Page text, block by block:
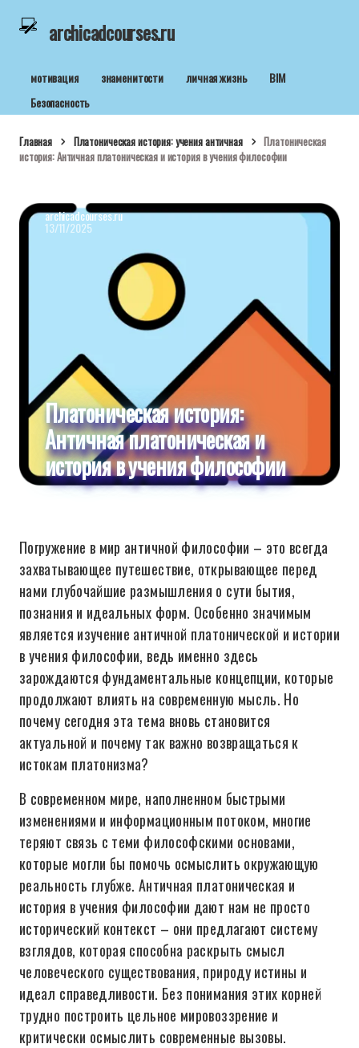
archicadcourses.ru
мотивация знаменитости личная жизнь
BIM
Безопасность
Главная Платоническая история: учения античная
Платоническая
история: Античная платоническая и история в учения философии
archicadcourses.ru
13/11/2025
Платоническая история:
Античная платоническая и
история в учения философии
Погружение в мир античной философии – это всегда
захватывающее путешествие, открывающее перед
нами глубочайшие размышления о сути бытия,
познания и идеальных форм. Особенно значимым
является изучение античной платонической и истории
в учения философии, ведь именно здесь
зарождаются фундаментальные концепции, которые
продолжают влиять на современную мысль. Но
почему сегодня эта тема вновь становится
актуальной и почему так важно возвращаться к
истокам платонизма?
В современном мире, наполненном быстрыми
изменениями и информационным потоком, многие
теряют связь с теми философскими основами,
которые могли бы помочь осмыслить окружающую
реальность глубже. Античная платоническая и
история в учения философии дают нам не просто
исторический контекст – они предлагают систему
взглядов, которая способна раскрыть смысл
человеческого существования, природу истины и
идеал справедливости. Без понимания этих корней
трудно построить цельное мировоззрение и
критически осмыслить современные вызовы.